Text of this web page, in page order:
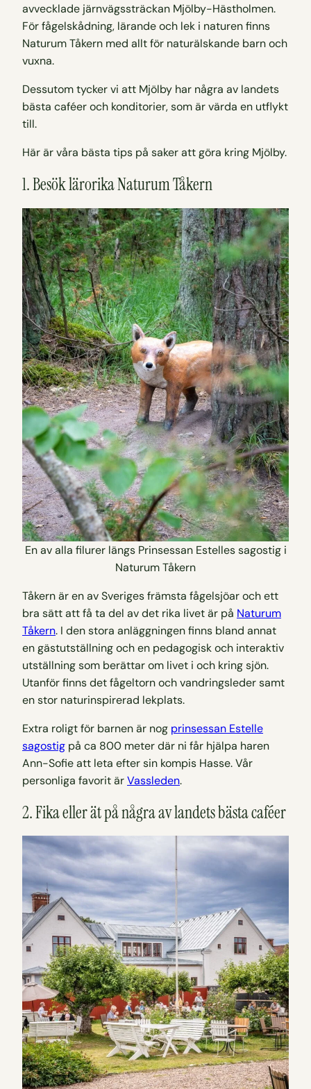
avvecklade järnvägssträckan Mjölby-Hästholmen.
För fågelskådning, lärande och lek i naturen finns
Naturum Tåkern med allt för naturälskande barn och
vuxna.
Dessutom tycker vi att Mjölby har några av landets
bästa caféer och konditorier, som är värda en utflykt
till.
Här är våra bästa tips på saker att göra kring Mjölby.
1. Besök lärorika Naturum Tåkern
En av alla filurer längs Prinsessan Estelles sagostig i
Naturum Tåkern
Tåkern är en av Sveriges främsta fågelsjöar och ett
bra sätt att få ta del av det rika livet är på Naturum
Tåkern. I den stora anläggningen finns bland annat
en gästutställning och en pedagogisk och interaktiv
utställning som berättar om livet i och kring sjön.
Utanför finns det fågeltorn och vandringsleder samt
en stor naturinspirerad lekplats.
Extra roligt för barnen är nog prinsessan Estelle
sagostig på ca 800 meter där ni får hjälpa haren
Ann-Sofie att leta efter sin kompis Hasse. Vår
personliga favorit ärVassleden.
2. Fika eller ät på några av landets bästa caféer